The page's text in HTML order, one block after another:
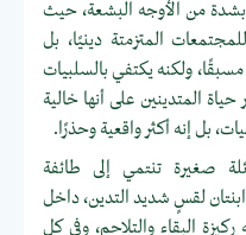
بشدة من الأوجه البشعة، حيث
المتزمتة دينيًا، بل
ولكنه يكتفي بالسلبيات
المتدينين على أنها خالية
بل إنه أكثر واقعية وحذرًا.
صغيرة تنتمي إلى طائفة
لقسٍ شديد التدين، داخل
البقاء والتلاحم، وفي كل